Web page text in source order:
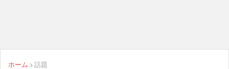
ホーム 話題